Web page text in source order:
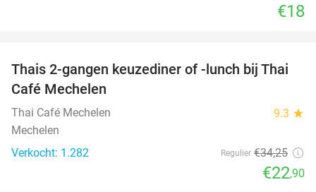
€18
33%
Thais 2-gangen keuzediner of -lunch bij Thai
Café Mechelen
Thai Café Mechelen 9.3 star
Mechelen
Verkocht: 1.282
Regulier €34,25
€22,90